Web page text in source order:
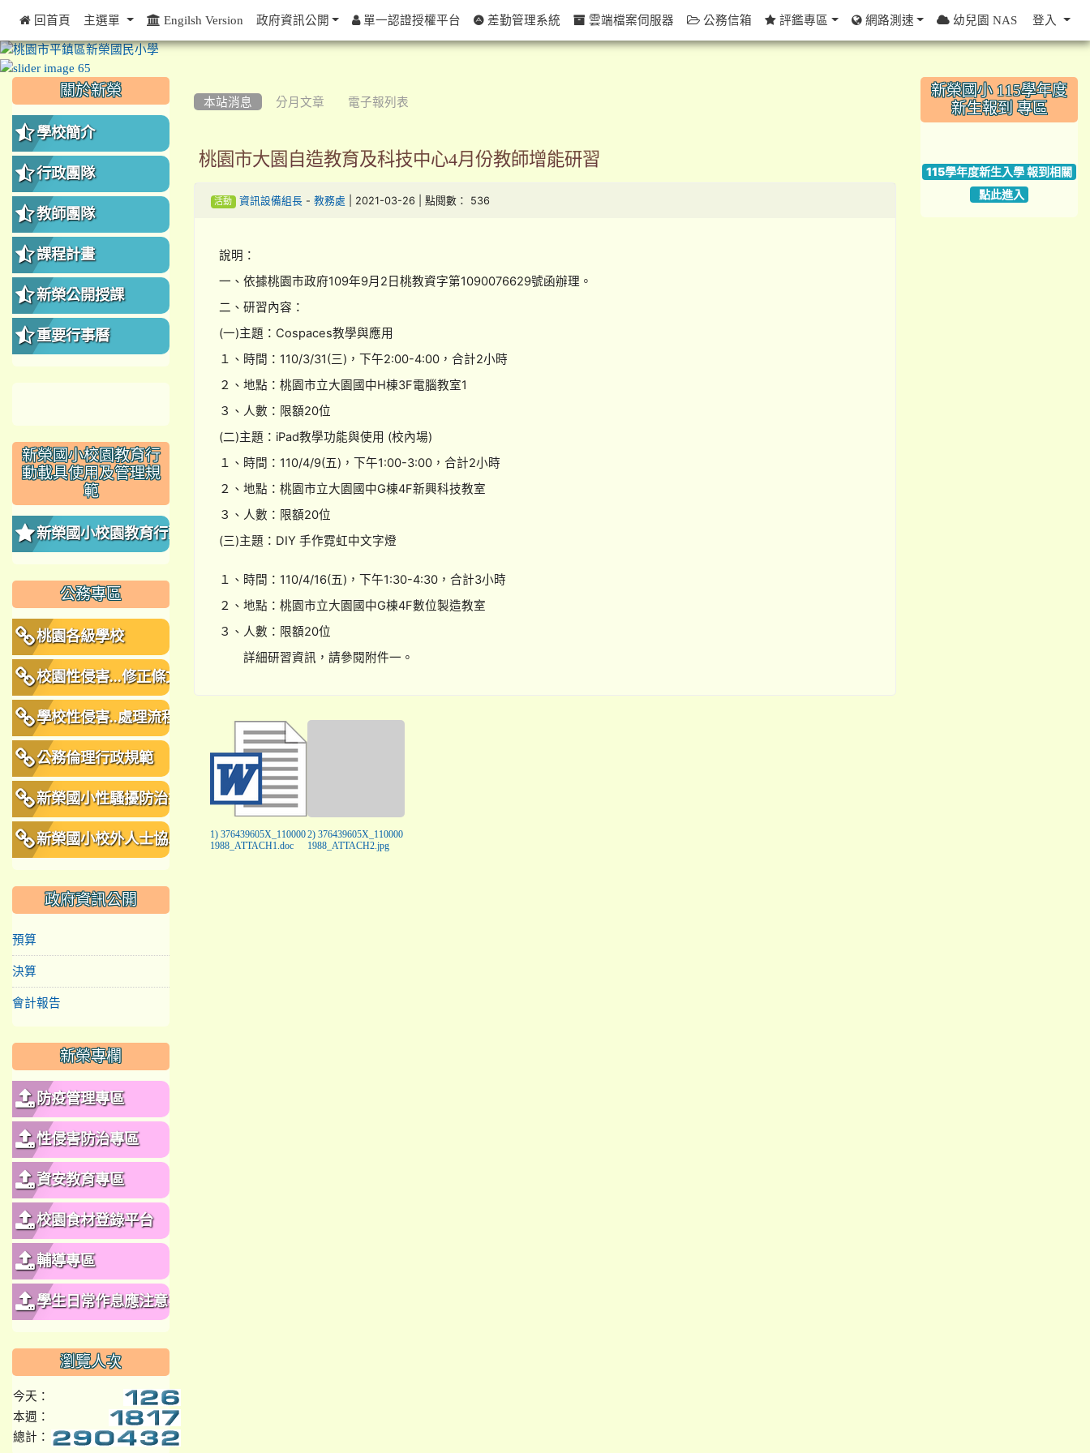
本站消息 分月文章 電子報列表
桃園市大園自造教育及科技中心4月份教師增能研習
活動 資訊設備組長- 教務處 | 2021-03-26 | 點閱數： 536
說明：
一、依據桃園市政府109年9月2日桃教資字第1090076629號函辦理。
二、研習內容：
(一)主題：Cospaces教學與應用
１、時間：110/3/31(三)，下午2:00-4:00，合計2小時
２、地點：桃園市立大園國中H棟3F電腦教室1
３、人數：限額20位
(二)主題：iPad教學功能與使用 (校內場)
１、時間：110/4/9(五)，下午1:00-3:00，合計2小時
２、地點：桃園市立大園國中G棟4F新興科技教室
３、人數：限額20位
(三)主題：DIY 手作霓虹中文字燈
１、時間：110/4/16(五)，下午1:30-4:30，合計3小時
２、地點：桃園市立大園國中G棟4F數位製造教室
３、人數：限額20位
詳細研習資訊，請參閱附件一。
1) 376439605X_110000
1988_ATTACH1.doc
2) 376439605X_110000
1988_ATTACH2.jpg
::: 關於新榮
學校簡介
行政團隊
教師團隊
課程計畫
新榮公開授課
重要行事曆
新榮國小校園教育行
動載具使用及管理規
範
新榮國小校園教育行動
公務專區
桃園各級學校
校園性侵害...修正條文
學校性侵害..處理流程
公務倫理行政規範
新榮國小性騷擾防治措
施、申訴及懲戒規範
新榮國小校外人士協助
政府資訊公開
預算
決算
會計報告
新榮專欄
防疫管理專區
性侵害防治專區
資安教育專區
校園食材登錄平台
輔導專區
學生日常作息應注意事
瀏覽人次
今天：
本週：
總計：
:::
新榮國小 115學年度
新生報到 專區
115學年度新生入學 報到相關
點此進入
::: 回首頁 主選單 Engilsh Version 政府資訊公開 單一認證授權平台 差勤管理系統 雲端檔案伺服器 公務信箱 評鑑專區 網路測速 幼兒園 NAS 登入